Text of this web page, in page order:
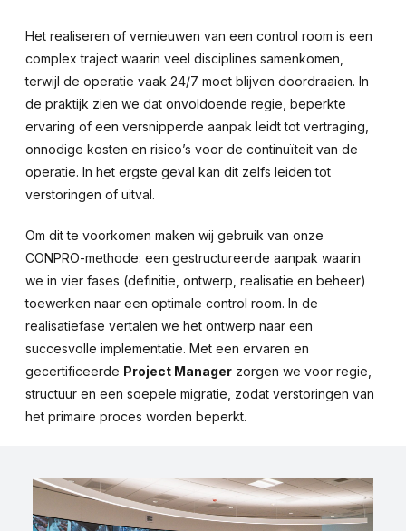
Het realiseren of vernieuwen van een control room is een
complex traject waarin veel disciplines samenkomen,
terwijl de operatie vaak 24/7 moet blijven doordraaien. In
de praktijk zien we dat onvoldoende regie, beperkte
ervaring of een versnipperde aanpak leidt tot vertraging,
onnodige kosten en risico’s voor de continuïteit van de
operatie. In het ergste geval kan dit zelfs leiden tot
verstoringen of uitval.
Om dit te voorkomen maken wij gebruik van onze
CONPRO-methode: een gestructureerde aanpak waarin
we in vier fases (definitie, ontwerp, realisatie en beheer)
toewerken naar een optimale control room. In de
realisatiefase vertalen we het ontwerp naar een
succesvolle implementatie. Met een ervaren en
gecertificeerde Project Managerzorgen we voor regie,
structuur en een soepele migratie, zodat verstoringen van
het primaire proces worden beperkt.